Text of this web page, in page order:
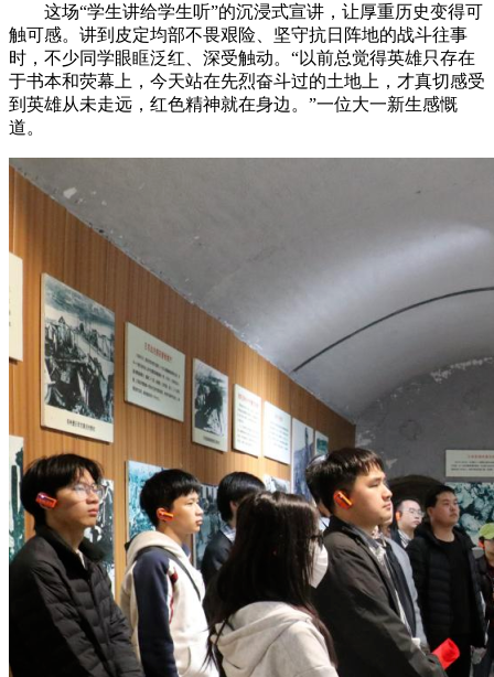
这场“学生讲给学生听”的沉浸式宣讲，让厚重历史变得可
触可感。讲到皮定均部不畏艰险、坚守抗日阵地的战斗往事
时，不少同学眼眶泛红、深受触动。“以前总觉得英雄只存在
于书本和荧幕上，今天站在先烈奋斗过的土地上，才真切感受
到英雄从未走远，红色精神就在身边。”一位大一新生感慨
道。